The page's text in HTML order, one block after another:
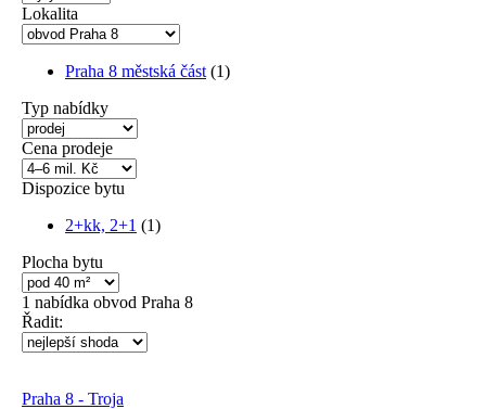
Lokalita
Praha 8 městská část (1)
Typ nabídky
Cena prodeje
Dispozice bytu
2+kk, 2+1 (1)
Plocha bytu
1 nabídka obvod Praha 8
Řadit:
Praha 8 - Troja